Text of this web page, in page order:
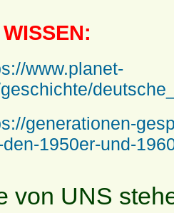
www.planet-
generationen-
1950er-und-
von UNS